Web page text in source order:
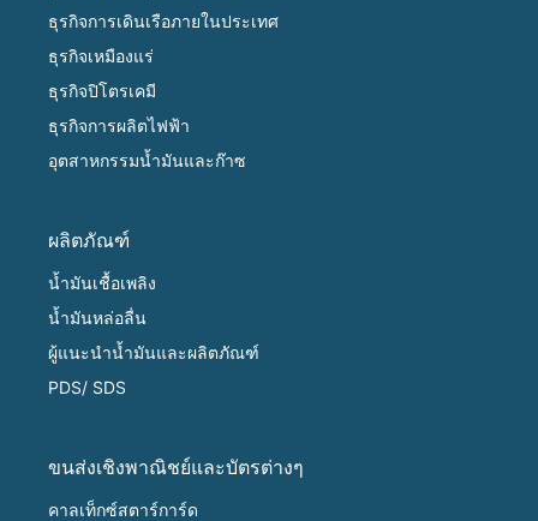
ธุรกิจการเดินเรือภายในประเทศ
ธุรกิจเหมืองแร่
ธุรกิจปิโตรเคมี
ธุรกิจการผลิตไฟฟ้า
อุตสาหกรรมน้ำมันและก๊าซ
ผลิตภัณฑ์
น้ำมันเชื้อเพลิง
น้ำมันหล่อลื่น
ผู้แนะนำน้ำมันและผลิตภัณฑ์
PDS/ SDS
ขนส่งเชิงพาณิชย์และบัตรต่างๆ
คาลเท็กซ์สตาร์การ์ด